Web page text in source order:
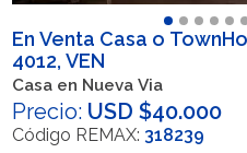
En Venta Casa o
4012, VEN
Casa en Nueva Via
Precio: USD $40.000
Código REMAX: 318239